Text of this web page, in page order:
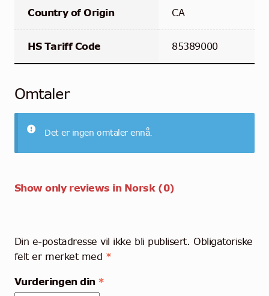
Country of Origin CA
HS Tariff Code 85389000
Omtaler
Det er ingen omtaler ennå.
Show only reviews in Norsk (0)
Din e-postadresse vil ikke bli publisert. Obligatoriske
felt er merket med *
Vurderingen din *